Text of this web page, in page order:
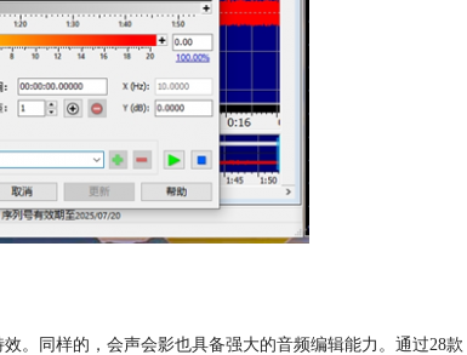
。同样的，会声会影也具备强大的音频编辑能力。通过28款